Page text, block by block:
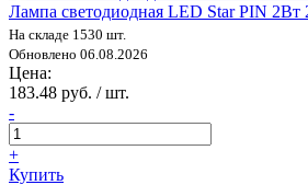
Лампа светодиодная LED Star PIN
На складе 1530 шт.
Обновлено 06.08.2026
Цена:
183.48 руб. / шт.
-
+
Купить